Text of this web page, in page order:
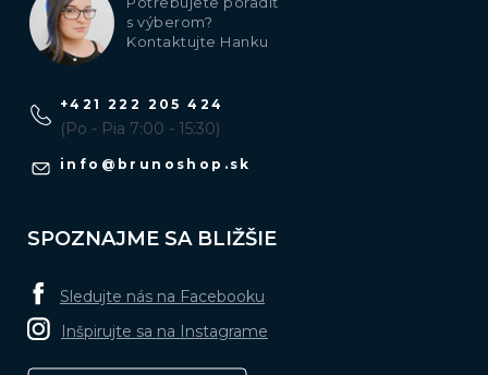
s výberom?
Kontaktujte Hanku
info @ brunoshop.sk
+421 222 205 424
(Po - Pia 7:00 - 15:30)
SPOZNAJME SA BLIŽŠIE
Sledujte nás na Facebooku
Inšpirujte sa na Instagrame